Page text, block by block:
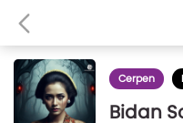
Cerpen
Bidan